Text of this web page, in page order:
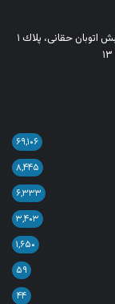
آدرس: تهران - خیابان میرداماد، خیابان مصدق جنوبی،نبش اتوبان حقانی، پلاك ١
۶۹,۱۰۶
۸,۴۴۵
۶,۳۳۳
۳,۴۰۳
۱,۶۵۰
۵۹
۴۴